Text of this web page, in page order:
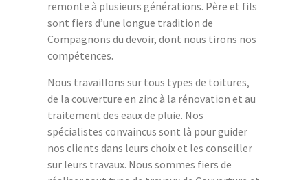
remonte à plusieurs générations. Père et fils
sont fiers d’une longue tradition de
Compagnons du devoir, dont nous tirons nos
compétences.
Nous travaillons sur tous types de toitures,
de la couverture en zinc à la rénovation et au
traitement des eaux de pluie. Nos
spécialistes convaincus sont là pour guider
nos clients dans leurs choix et les conseiller
sur leurs travaux. Nous sommes fiers de